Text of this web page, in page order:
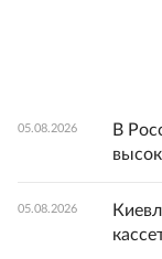
05.08.2026
В
05.08.2026